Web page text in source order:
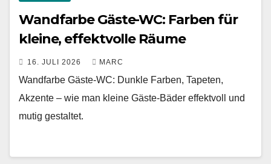
Wandfarbe Gäste-WC: Farben für
kleine, effektvolle Räume
16. JULI 2026 MARC
Wandfarbe Gäste-WC: Dunkle Farben, Tapeten,
Akzente – wie man kleine Gäste-Bäder effektvoll und
mutig gestaltet.